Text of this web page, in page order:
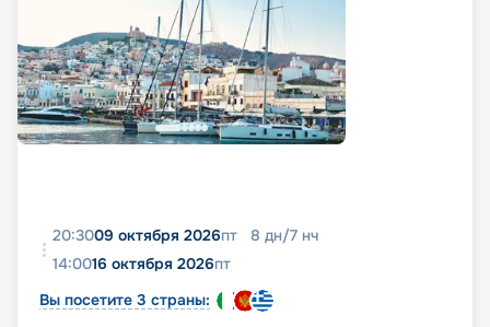
20:3009 октября 2026пт 8 дн/7 нч
14:0016 октября 2026пт
Вы посетите 3 страны: